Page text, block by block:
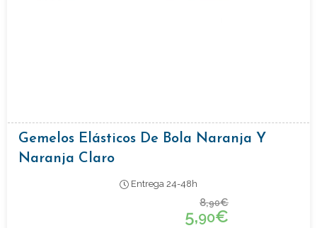
Gemelos Elásticos De Bola Naranja Y
Naranja Claro
Entrega 24-48h
8,90€
5,90€